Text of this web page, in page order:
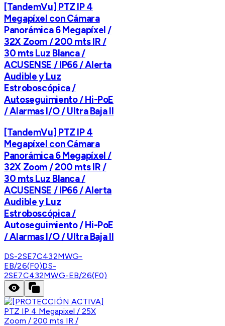
[TandemVu] PTZ IP 4
Megapíxel con Cámara
Panorámica 6 Megapíxel /
32X Zoom / 200 mts IR /
30 mts Luz Blanca /
ACUSENSE / IP66 / Alerta
Audible y Luz
Estroboscópica /
Autoseguimiento / Hi-PoE
/ Alarmas I/O / Ultra Baja Il
[TandemVu] PTZ IP 4
Megapíxel con Cámara
Panorámica 6 Megapíxel /
32X Zoom / 200 mts IR /
30 mts Luz Blanca /
ACUSENSE / IP66 / Alerta
Audible y Luz
Estroboscópica /
Autoseguimiento / Hi-PoE
/ Alarmas I/O / Ultra Baja Il
DS-2SE7C432MWG-
EB/26(F0)DS-
2SE7C432MWG-EB/26(F0)